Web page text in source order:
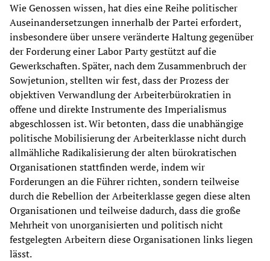
Wie Genossen wissen, hat dies eine Reihe politischer
Auseinandersetzungen innerhalb der Partei erfordert,
insbesondere über unsere veränderte Haltung gegenüber
der Forderung einer Labor Party gestützt auf die
Gewerkschaften. Später, nach dem Zusammenbruch der
Sowjetunion, stellten wir fest, dass der Prozess der
objektiven Verwandlung der Arbeiterbürokratien in
offene und direkte Instrumente des Imperialismus
abgeschlossen ist. Wir betonten, dass die unabhängige
politische Mobilisierung der Arbeiterklasse nicht durch
allmähliche Radikalisierung der alten bürokratischen
Organisationen stattfinden werde, indem wir
Forderungen an die Führer richten, sondern teilweise
durch die Rebellion der Arbeiterklasse gegen diese alten
Organisationen und teilweise dadurch, dass die große
Mehrheit von unorganisierten und politisch nicht
festgelegten Arbeitern diese Organisationen links liegen
lässt.